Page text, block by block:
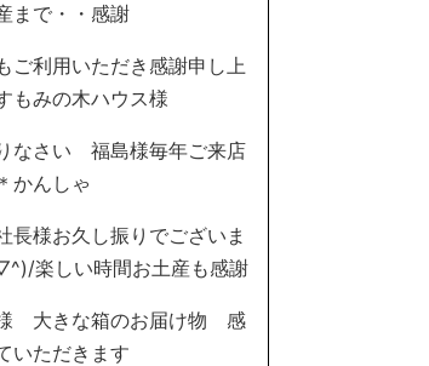
まで・・感謝
ご利用いただき感謝申し上
もみの木ハウス様
なさい 福島様毎年ご来店
かんしゃ
長様お久し振りでございま
楽しい時間お土産も感謝
大きな箱のお届け物 感
いただきます